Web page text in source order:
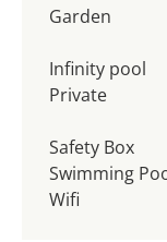
Garden
Infinity pool
Private
Safety Box
Swimming
Wifi